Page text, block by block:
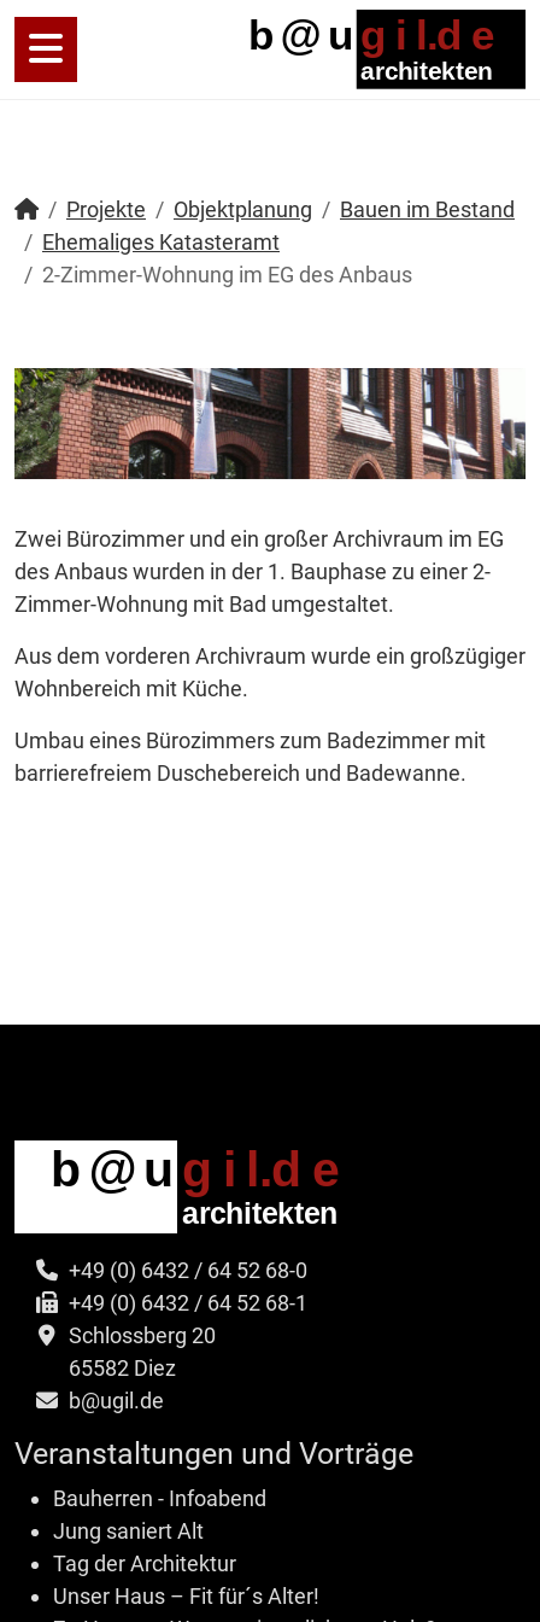
Projekte Objektplanung
Bauen im Bestand
Ehemaliges Katasteramt
2-Zimmer-Wohnung im EG des Anbaus
Zwei Bürozimmer und ein großer Archivraum im EG
des Anbaus wurden in der 1. Bauphase zu einer 2-
Zimmer-Wohnung mit Bad umgestaltet.
Aus dem vorderen Archivraum wurde ein großzügiger
Wohnbereich mit Küche.
Umbau eines Bürozimmers zum Badezimmer mit
barrierefreiem Duschebereich und Badewanne.
+49 (0) 6432 / 64 52 68-0
+49 (0) 6432 / 64 52 68-1
Schlossberg 20
65582 Diez
b@ugil.de
Veranstaltungen und Vorträge
Bauherren - Infoabend
Jung saniert Alt
Tag der Architektur
Unser Haus – Fit für´s Alter!